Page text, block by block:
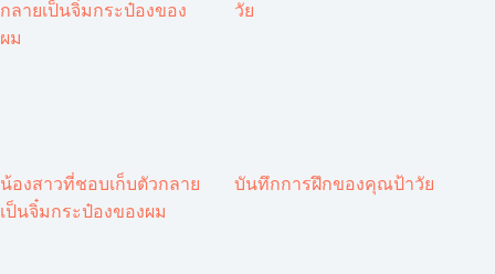
น้องสาวที่ชอบเก็บตัวกลาย
เป็นจิ๋มกระป๋องของผม
บันทึกการฝึกของคุณป้าวัย